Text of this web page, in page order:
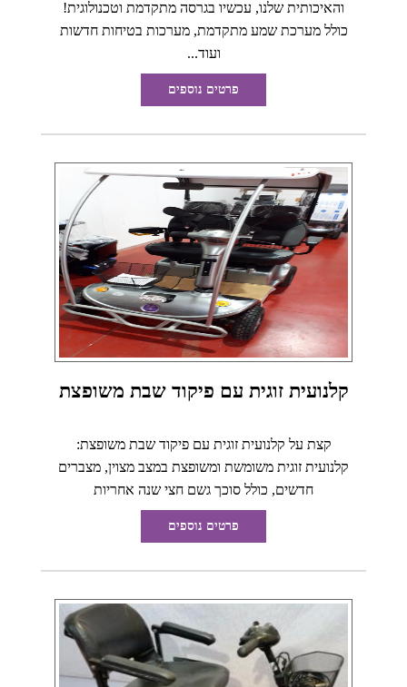
והאיכותית שלנו, עכשיו בגרסה מתקדמת וטכנולוגית!
כולל מערכת שמע מתקדמת, מערכות בטיחות חדשות
ועוד...
פרטים נוספים
קלנועית זוגית עם פיקוד שבת משופצת
קצת על קלנועית זוגית עם פיקוד שבת משופצת:
קלנועית זוגית משומשת ומשופצת במצב מצוין, מצברים
חדשים, כולל סוכך גשם חצי שנה אחריות
פרטים נוספים